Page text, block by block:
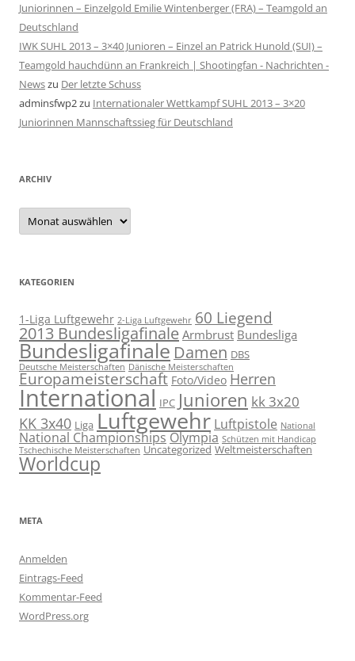
Juniorinnen – Einzelgold Emilie Wintenberger (FRA) – Teamgold an
Deutschland
IWK SUHL 2013 – 3×40 Junioren – Einzel an Patrick Hunold (SUI) –
Teamgold hauchdünn an Frankreich | Shootingfan - Nachrichten -
Newszu Der letzte Schuss
adminsfwp2zu Internationaler Wettkampf SUHL 2013 – 3×20
Juniorinnen Mannschaftssieg für Deutschland
ARCHIV
Archiv
KATEGORIEN
1-Liga Luftgewehr 2-Liga Luftgewehr 60 Liegend
2013 BundesligafinaleArmbrust Bundesliga
Bundesligafinale Damen DBS
Deutsche Meisterschaften Dänische Meisterschaften
Europameisterschaft Foto/Video Herren
International IPC Junioren kk 3x20
KK 3x40 Liga Luftgewehr Luftpistole National
National ChampionshipsOlympia Schützen mit Handicap
Tschechische Meisterschaften Uncategorized Weltmeisterschaften
Worldcup
META
Anmelden
Eintrags-Feed
Kommentar-Feed
WordPress.org